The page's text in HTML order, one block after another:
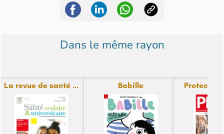
Dans le même rayon
La revue de santé ... Babille